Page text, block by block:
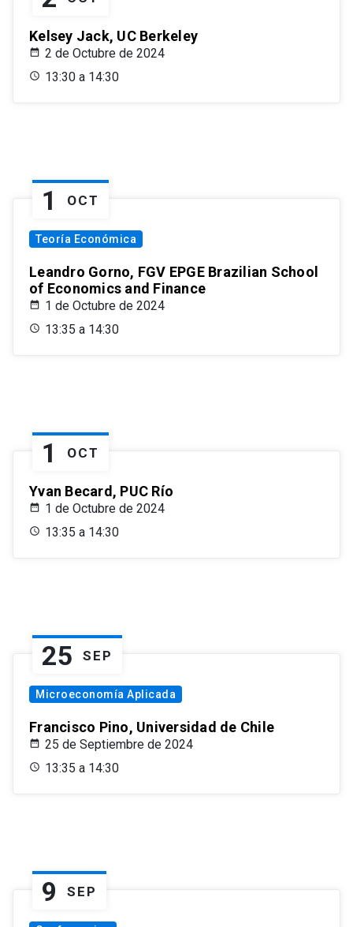
Kelsey Jack, UC Berkeley
2 de Octubre de 2024
13:30 a 14:30
1 OCT
Teoría Económica
Leandro Gorno, FGV EPGE Brazilian School
of Economics and Finance
1 de Octubre de 2024
13:35 a 14:30
1 OCT
Yvan Becard, PUC Río
1 de Octubre de 2024
13:35 a 14:30
25 SEP
Microeconomía Aplicada
Francisco Pino, Universidad de Chile
25 de Septiembre de 2024
13:35 a 14:30
9 SEP